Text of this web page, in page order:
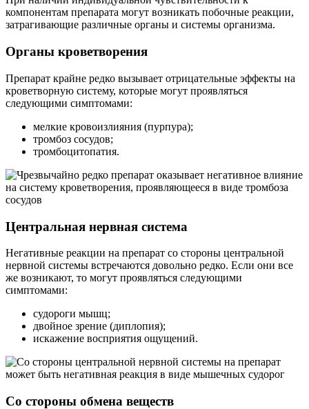
компонентам препарата могут возникать побочные реакции,
затрагивающие различные органы и системы организма.
Органы кроветворения
Препарат крайне редко вызывает отрицательные эффекты на
кроветворную систему, которые могут проявляться
следующими симптомами:
мелкие кровоизлияния (пурпура);
тромбоз сосудов;
тромбоцитопатия.
Центральная нервная система
Негативные реакции на препарат со стороны центральной
нервной системы встречаются довольно редко. Если они все
же возникают, то могут проявляться следующими
симптомами:
судороги мышц;
двойное зрение (диплопия);
искажение восприятия ощущений.
Со стороны обмена веществ